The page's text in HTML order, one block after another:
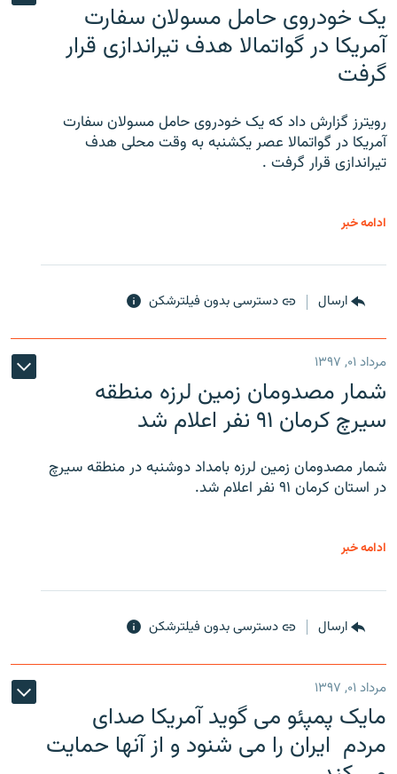
یک خودروی حامل مسولان سفارت
آمریکا در گواتمالا هدف تیراندازی قرار
گرفت
رویترز گزارش داد که یک خودروی حامل مسولان سفارت
آمریکا در گواتمالا عصر یکشنبه به وقت محلی هدف
تیراندازی قرار گرفت .
ادامه خبر
ارسال دسترسی بدون فیلترشکن
مرداد ۰۱, ۱۳۹۷
شمار مصدومان زمین لرزه منطقه
سیرچ کرمان ۹۱ نفر اعلام شد
شمار مصدومان زمین لرزه بامداد دوشنبه در منطقه سیرچ
در استان کرمان ۹۱ نفر اعلام شد.
ادامه خبر
ارسال دسترسی بدون فیلترشکن
مرداد ۰۱, ۱۳۹۷
مایک پمپئو می گوید آمریکا صدای
مردم ایران را می شنود و از آنها حمایت